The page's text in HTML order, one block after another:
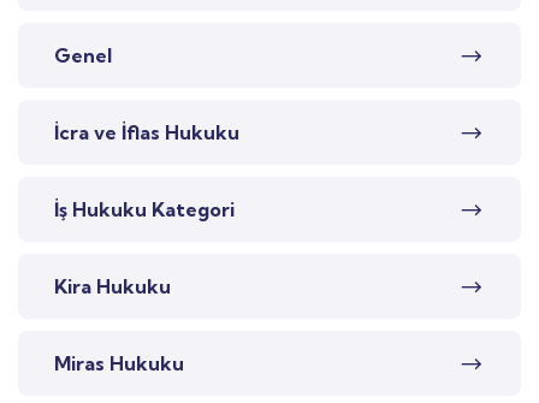
Genel
İcra ve İflas Hukuku
İş Hukuku Kategori
Kira Hukuku
Miras Hukuku